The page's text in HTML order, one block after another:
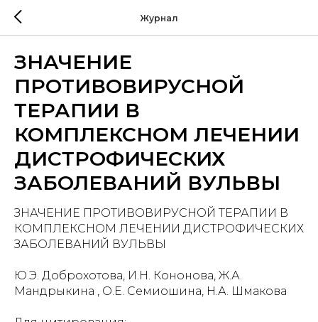
Журнал
ЗНАЧЕНИЕ
ПРОТИВОВИРУСНОЙ
ТЕРАПИИ В
КОМПЛЕКСНОМ ЛЕЧЕНИИ
ДИСТРОФИЧЕСКИХ
ЗАБОЛЕВАНИЙ ВУЛЬВЫ
ЗНАЧЕНИЕ ПРОТИВОВИРУСНОЙ ТЕРАПИИ В
КОМПЛЕКСНОМ ЛЕЧЕНИИ ДИСТРОФИЧЕСКИХ
ЗАБОЛЕВАНИЙ ВУЛЬВЫ
Ю.Э. Доброхотова, И.Н. Кононова, Ж.А.
Мандрыкина , О.Е. Семиошина, Н.А. Шмакова